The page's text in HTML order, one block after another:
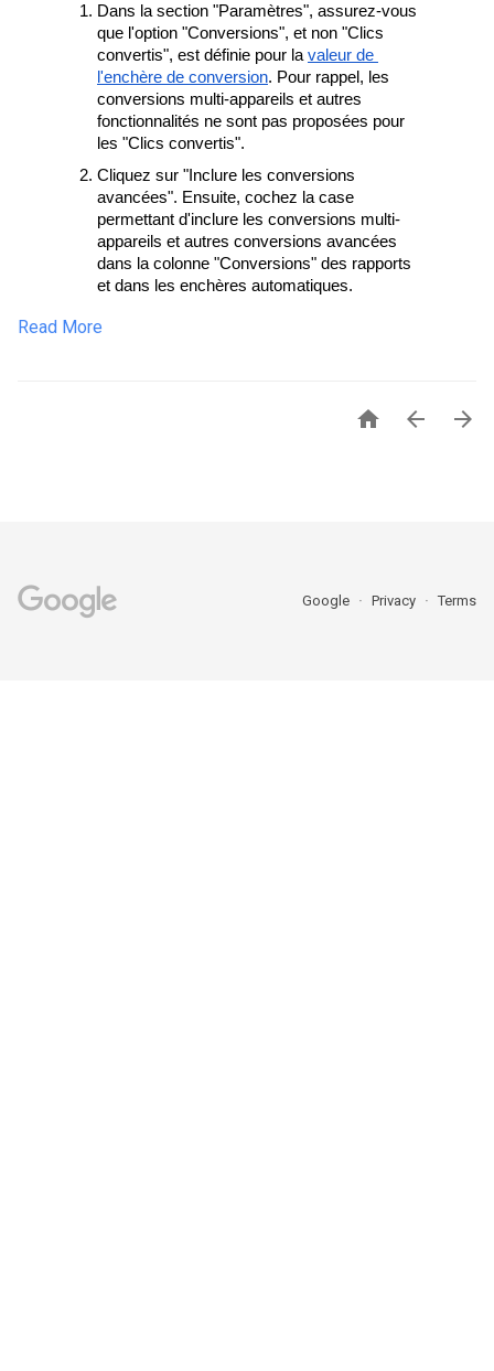
Dans la section "Paramètres", assurez-vous
que l'option "Conversions", et non "Clics
convertis", est définie pour la valeur de
l'enchère de conversion. Pour rappel, les
conversions multi-appareils et autres
fonctionnalités ne sont pas proposées pour
les "Clics convertis".
Cliquez sur "Inclure les conversions
avancées". Ensuite, cochez la case
permettant d'inclure les conversions multi-
appareils et autres conversions avancées
dans la colonne "Conversions" des rapports
et dans les enchères automatiques.
Read More
  
Google Privacy Terms